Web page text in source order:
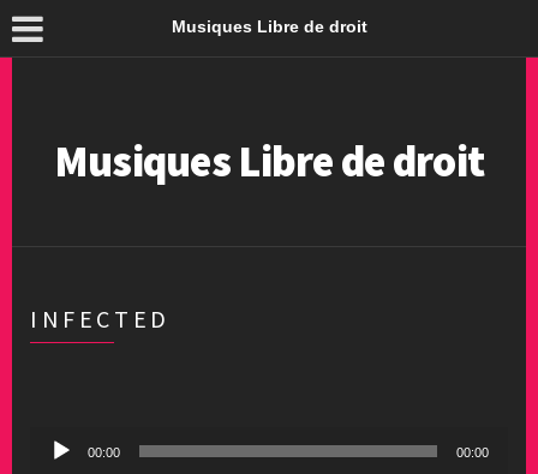
Musiques Libre de droit
Musiques Libre de droit
INFECTED
Lecteur 00:00 00:00